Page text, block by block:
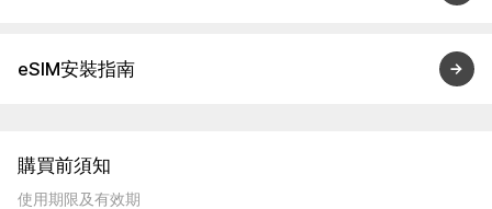
eSIM安裝指南
購買前須知
使用期限及有效期